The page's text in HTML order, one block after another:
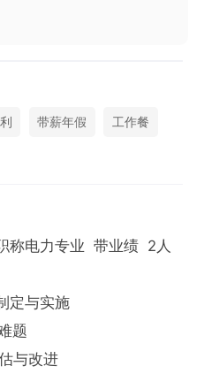
带薪年假 工作餐
称电力专业  带业绩	2人
定与实施
题
与改进